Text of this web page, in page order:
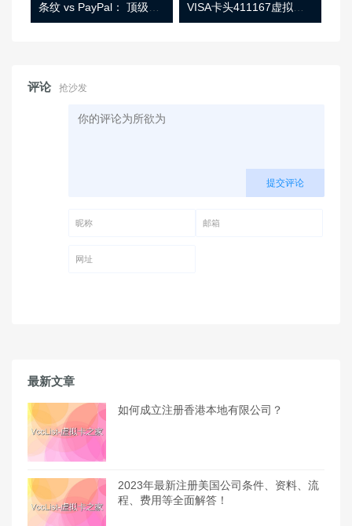
条纹 vs PayPal： 顶级功能， 定价 （和更多！ VISA卡头411167虚拟卡基础信息
评论 抢沙发
提交评论
最新文章
如何成立注册香港本地有限公司？
2023年最新注册美国公司条件、资料、流
程、费用等全面解答！